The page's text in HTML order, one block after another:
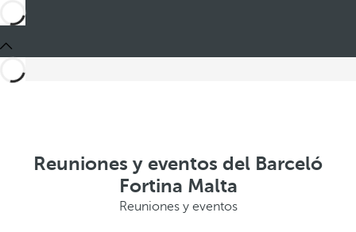
Reuniones y eventos del Barceló
Fortina Malta
Reuniones y eventos